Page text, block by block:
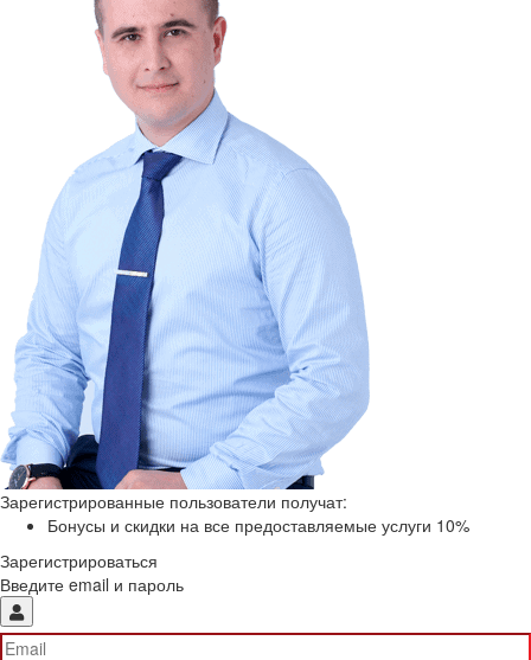
Зарегистрированные пользователи получат:
Бонусы и скидки на все предоставляемые услуги 10%
Зарегистрироваться
Введите email и пароль